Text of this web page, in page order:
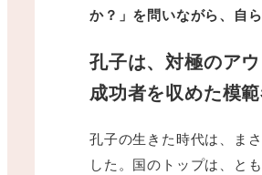
か？」を問いながら、自
孔子は、対極のア
成功者を収めた模
孔子の生きた時代は、ま
した。国のトップは、とも